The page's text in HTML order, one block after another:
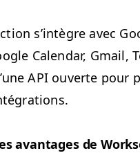
s’in­tè­gre avec
Cal­en­dar, Gmail,
API ouverte pour
avan­tages de